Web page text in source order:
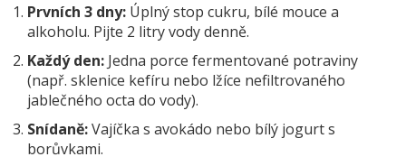
Prvních 3 dny: Úplný stop cukru, bílé mouce a
alkoholu. Pijte 2 litry vody denně.
Každý den: Jedna porce fermentované potraviny
(např. sklenice kefíru nebo lžíce nefiltrovaného
jablečného octa do vody).
Snídaně:Vajíčka s avokádo nebo bílý jogurt s
borůvkami.